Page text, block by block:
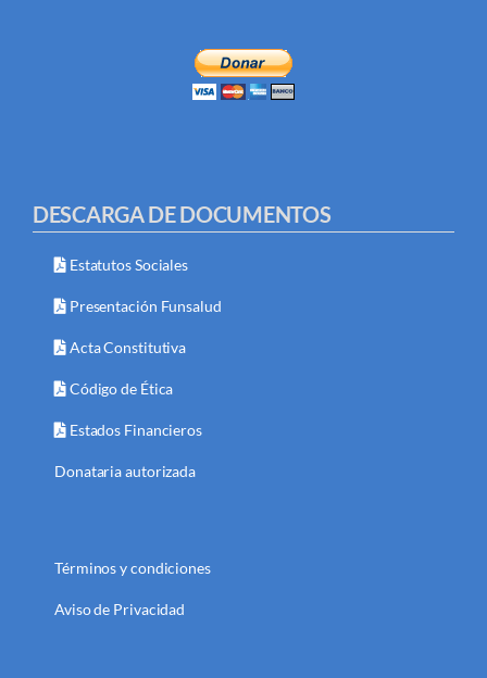
DESCARGA DE DOCUMENTOS
Estatutos Sociales
Presentación Funsalud
Acta Constitutiva
Código de Ética
Estados Financieros
Donataria autorizada
Términos y condiciones
Aviso de Privacidad